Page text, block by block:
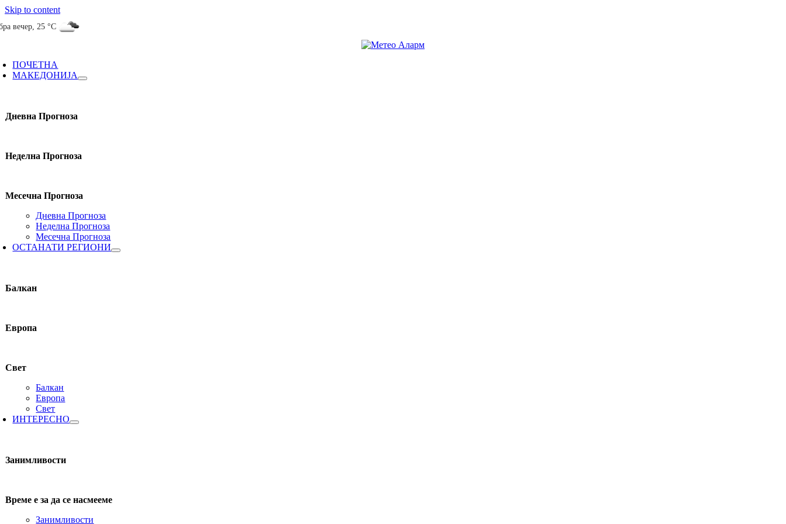
Skip to content
вечер,25 °C
ПОЧЕТНА
МАКЕДОНИЈА
Дневна Прогноза
Неделна Прогноза
Месечна Прогноза
Дневна Прогноза
Неделна Прогноза
Месечна Прогноза
ОСТАНАТИ РЕГИОНИ
Балкан
Европа
Свет
Балкан
Европа
Свет
ИНТЕРЕСНО
Занимливости
Време е за да се насмееме
Занимливости